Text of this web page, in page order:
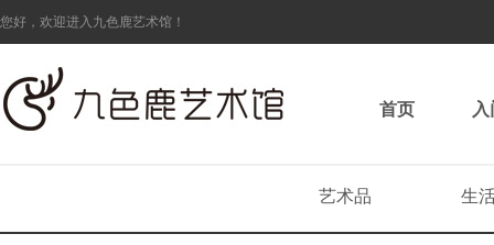
您好，欢迎进入九色鹿艺术馆！
首页
艺术品 生